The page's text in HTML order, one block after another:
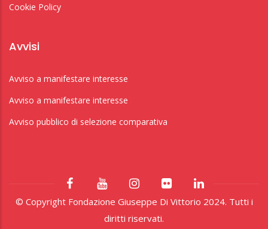
Cookie Policy
Avvisi
Avviso a manifestare interesse
Avviso a manifestare interesse
Avviso pubblico di selezione comparativa
© Copyright Fondazione Giuseppe Di Vittorio 2024. Tutti i
diritti riservati.